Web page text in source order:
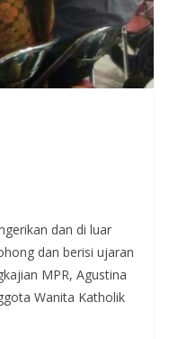
dan di luar
dan berisi ujaran
MPR, Agustina
Wanita Katholik